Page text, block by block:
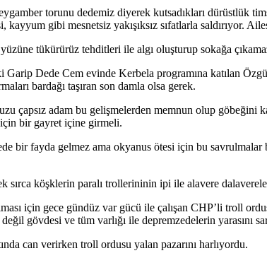
torunu dedemiz diyerek kutsadıkları dürüstlük
gibi mesnetsiz yakışıksız sıfatlarla saldırıyor.
tükürürüz tehditleri ile algı oluşturup sokağa
Dede Cem evinde Kerbela programına katılan
bardağı taşıran son damla olsa gerek.
çapsız adam bu gelişmelerden memnun olup göbeğini
bir gayret içine girmeli.
bir fayda gelmez ama okyanus ötesi için bu
sırca köşklerin paralı trollerininin ipi ile alavere
için gece gündüz var gücü ile çalışan CHP’li troll
gövdesi ve tüm varlığı ile depremzedelerin
can verirken troll ordusu yalan pazarını harlıyordu.